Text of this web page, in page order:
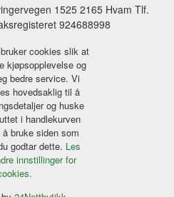
1525 2165 Hvam Tlf.
924688998
cookies slik at
kjøpsopplevelse og
bedre service. Vi
hovedsaklig til å
og huske
i handlekurven
bruke siden som
godtar dette. Les
innstillinger for